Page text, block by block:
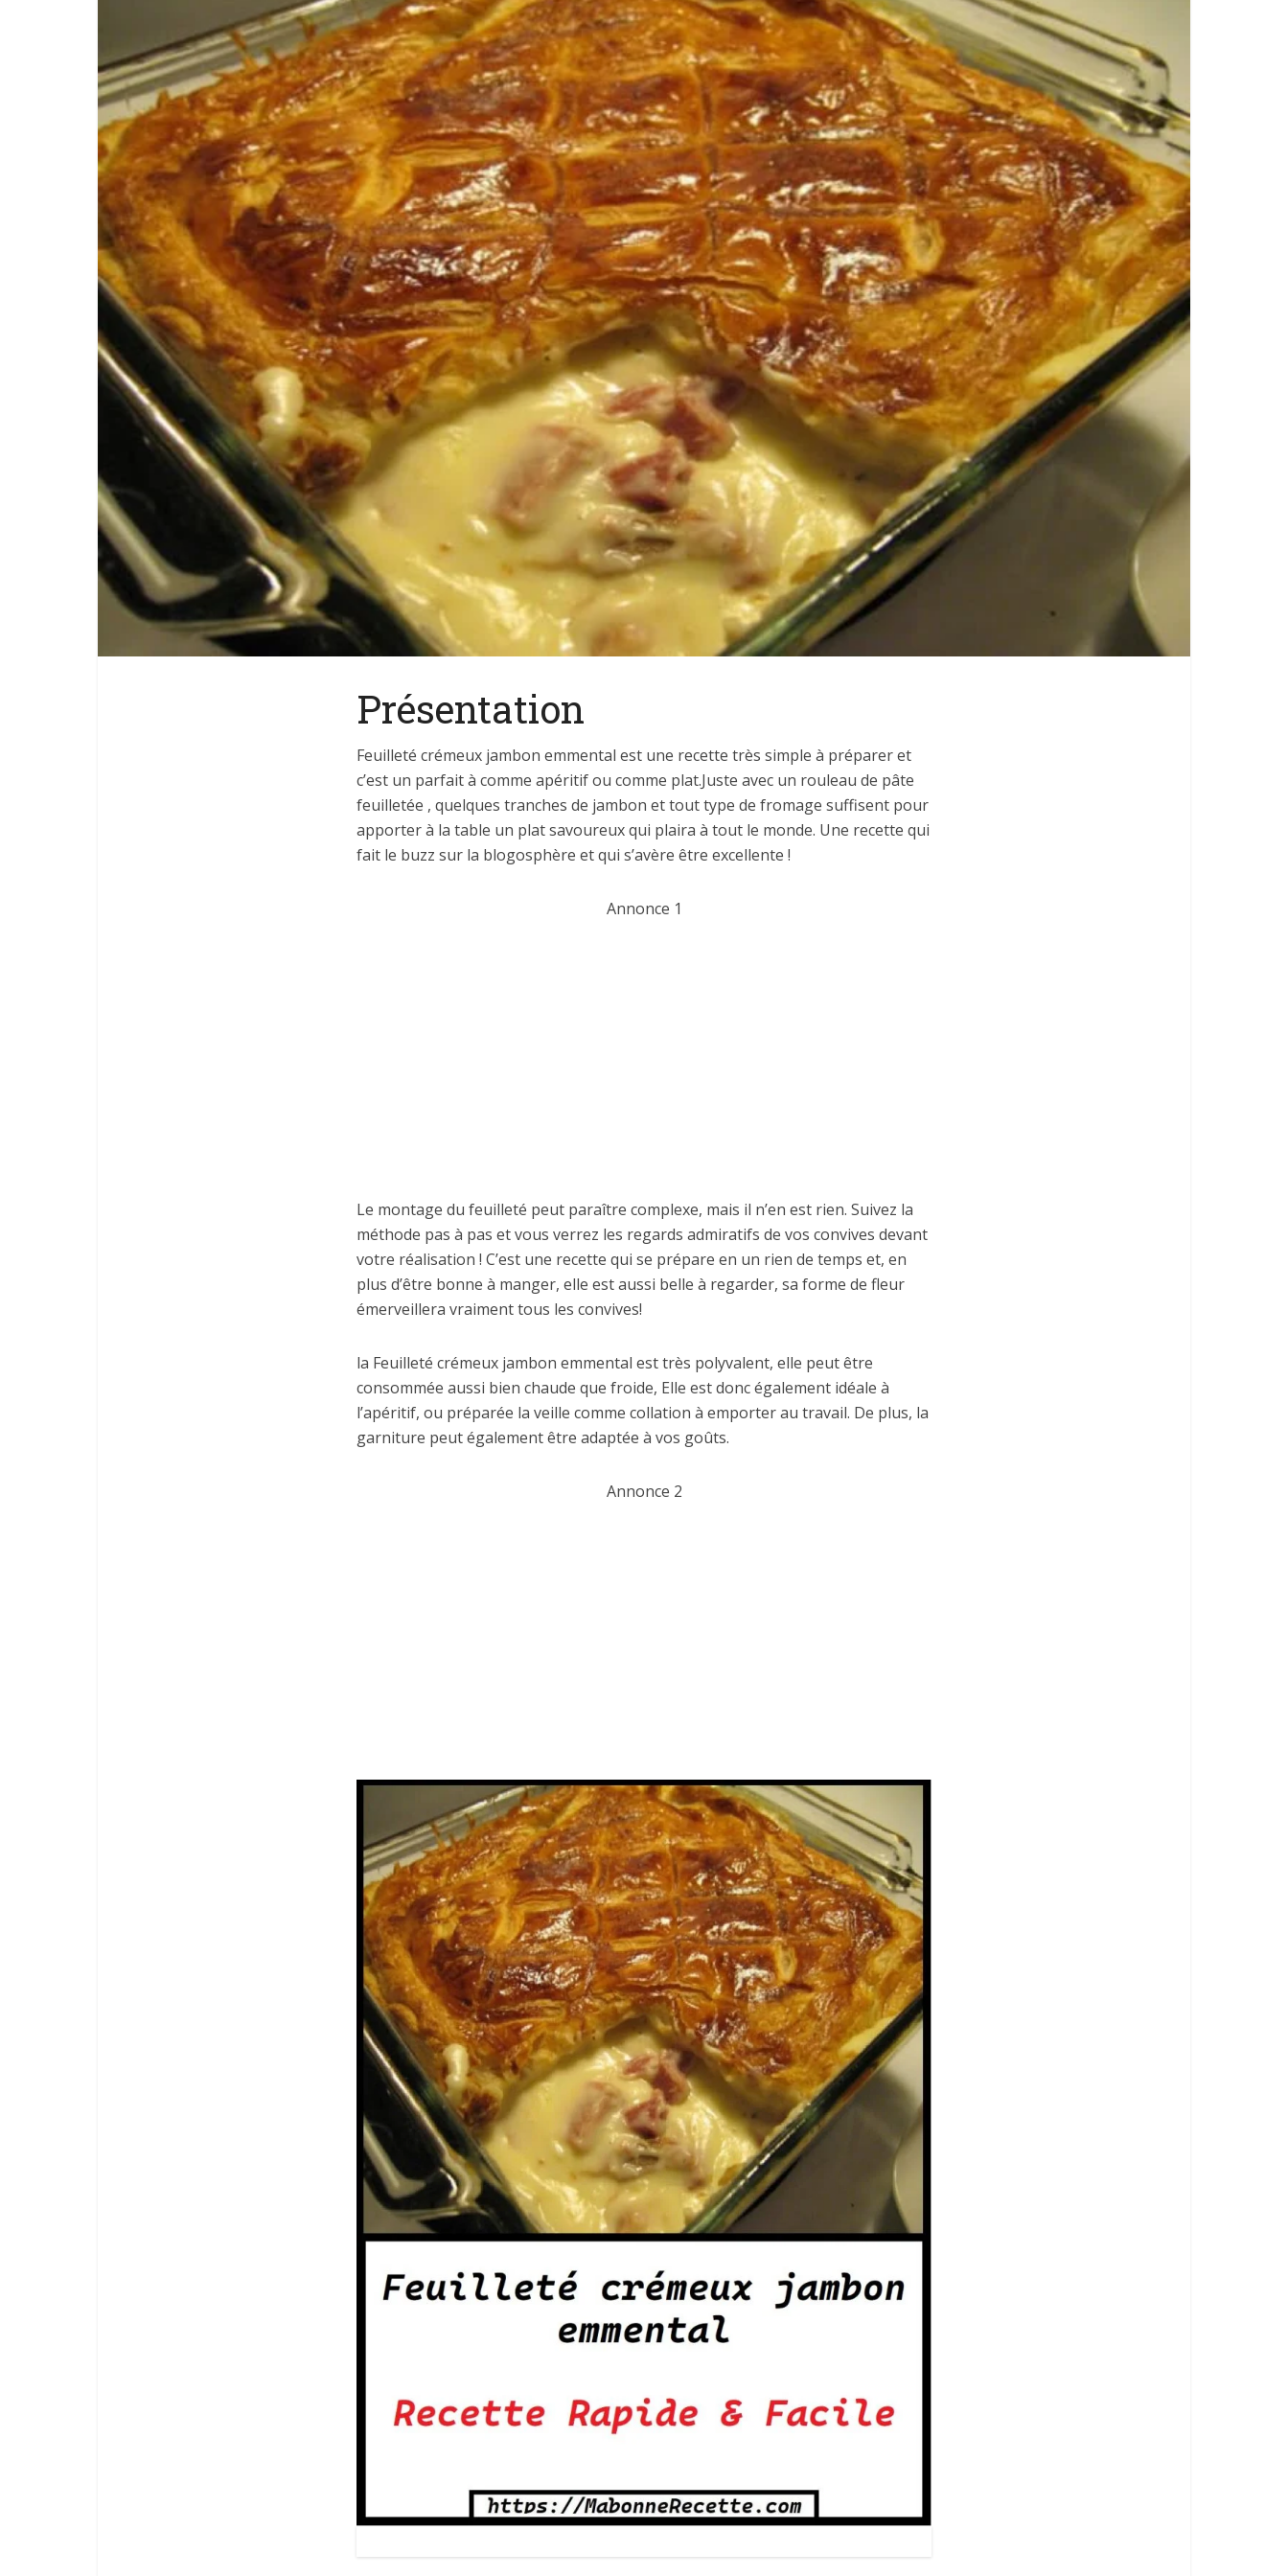
Présentation
Feuilleté crémeux jambon emmental est une recette très simple à préparer et
c’est un parfait à comme apéritif ou comme plat.Juste avec un rouleau de pâte
feuilletée , quelques tranches de jambon et tout type de fromage suffisent pour
apporter à la table un plat savoureux qui plaira à tout le monde. Une recette qui
fait le buzz sur la blogosphère et qui s’avère être excellente !
Annonce 1
Le montage du feuilleté peut paraître complexe, mais il n’en est rien. Suivez la
méthode pas à pas et vous verrez les regards admiratifs de vos convives devant
votre réalisation ! C’est une recette qui se prépare en un rien de temps et, en
plus d’être bonne à manger, elle est aussi belle à regarder, sa forme de fleur
émerveillera vraiment tous les convives!
la Feuilleté crémeux jambon emmental est très polyvalent, elle peut être
consommée aussi bien chaude que froide, Elle est donc également idéale à
l’apéritif, ou préparée la veille comme collation à emporter au travail. De plus, la
garniture peut également être adaptée à vos goûts.
Annonce 2